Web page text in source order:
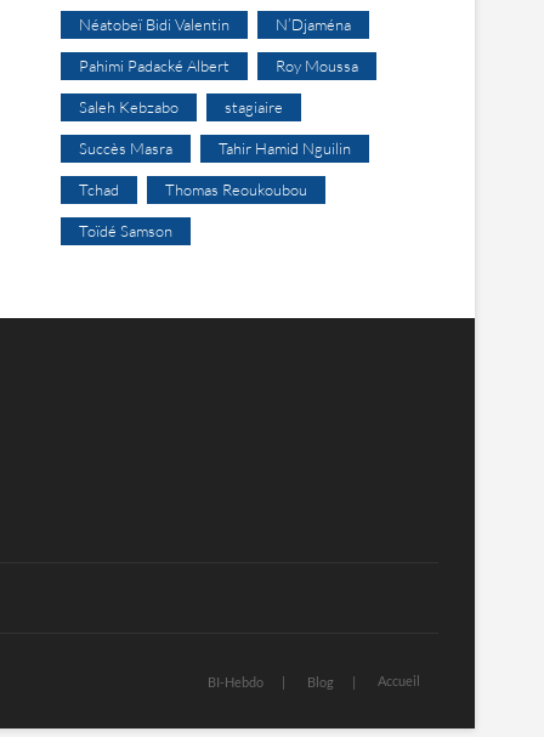
Néatobeï Bidi Valentin N’Djaména
Pahimi Padacké Albert Roy Moussa
Saleh Kebzabo stagiaire
Succès Masra Tahir Hamid Nguilin
Tchad Thomas Reoukoubou
Toïdé Samson
BI-Hebdo Blog Accueil